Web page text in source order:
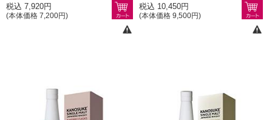
税込 7,920円
(本体価格 7,200円)
税込 10,450円
(本体価格 9,500円)